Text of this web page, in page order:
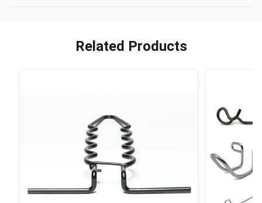
Related Products